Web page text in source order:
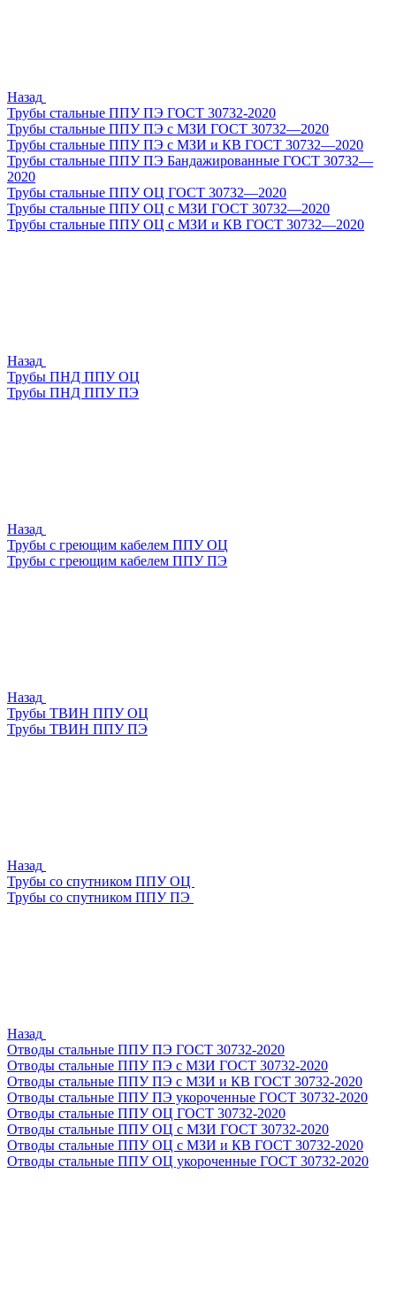
Назад
Трубы стальные ППУ ПЭ ГОСТ 30732-2020
Трубы стальные ППУ ПЭ с МЗИ ГОСТ 30732—2020
Трубы стальные ППУ ПЭ с МЗИ и КВ ГОСТ 30732—2020
Трубы стальные ППУ ПЭ Бандажированные ГОСТ 30732—
2020
Трубы стальные ППУ ОЦ ГОСТ 30732—2020
Трубы стальные ППУ ОЦ с МЗИ ГОСТ 30732—2020
Трубы стальные ППУ ОЦ с МЗИ и КВ ГОСТ 30732—2020
Назад
Трубы ПНД ППУ ОЦ
Трубы ПНД ППУ ПЭ
Назад
Трубы с греющим кабелем ППУ ОЦ
Трубы с греющим кабелем ППУ ПЭ
Назад
Трубы ТВИН ППУ ОЦ
Трубы ТВИН ППУ ПЭ
Назад
Трубы со спутником ППУ ОЦ
Трубы со спутником ППУ ПЭ
Назад
Отводы стальные ППУ ПЭ ГОСТ 30732-2020
Отводы стальные ППУ ПЭ с МЗИ ГОСТ 30732-2020
Отводы стальные ППУ ПЭ с МЗИ и КВ ГОСТ 30732-2020
Отводы стальные ППУ ПЭ укороченные ГОСТ 30732-2020
Отводы стальные ППУ ОЦ ГОСТ 30732-2020
Отводы стальные ППУ ОЦ с МЗИ ГОСТ 30732-2020
Отводы стальные ППУ ОЦ с МЗИ и КВ ГОСТ 30732-2020
Отводы стальные ППУ ОЦ укороченные ГОСТ 30732-2020